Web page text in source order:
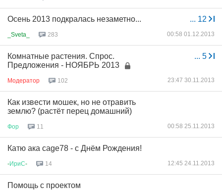
... 12
Осень 2013 подкралась незаметно...
_Sveta_ 283 00:58 01.12.2013
... 5
Комнатные растения. Спрос.
Предложения - НОЯБРЬ 2013
Модератор 102 23:47 30.11.2013
Как извести мошек, но не отравить
землю? (растёт перец домашний)
Фор 11 00:58 25.11.2013
Катю ака cage78 - с Днём Рождения!
-ИриС- 14 12:45 24.11.2013
Помощь с проектом